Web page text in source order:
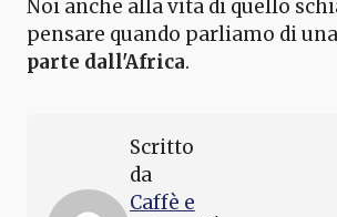
Noi anche alla vita di quello
pensare quando parliamo di
parte dall'Africa.
Scritto
da
Caffè e